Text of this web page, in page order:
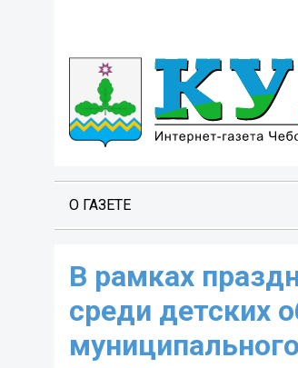
О ГАЗЕТЕ
В рамках
среди детских